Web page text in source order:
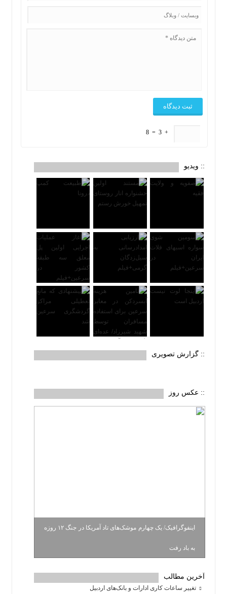
+
3
=
8
:: ویدیو
:: گزارش تصویری
:: عکس روز
اینفوگرافیک/ یک چهارم موشک‌های تاد آمریکا در جنگ ۱۲ روزه
به باد رفت
آخرین مطالب
تغییر ساعات کاری ادارات و بانک‌های اردبیل